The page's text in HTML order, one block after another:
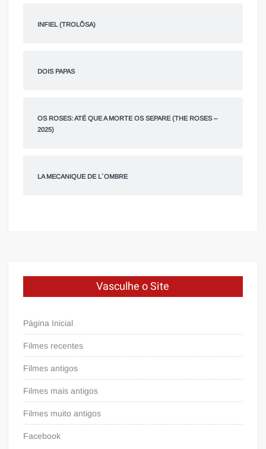
INFIEL (TROLÕSA)
DOIS PAPAS
OS ROSES: ATÉ QUE A MORTE OS SEPARE (THE ROSES –
2025)
LA MECANIQUE DE L´OMBRE
Vasculhe o Site
Página Inicial
Filmes recentes
Filmes antigos
Filmes mais antigos
Filmes muito antigos
Facebook